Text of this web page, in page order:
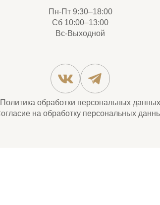
Пн-Пт 9:30–18:00
Сб 10:00–13:00
Вс-Выходной
Политика обработки персональных данных
на обработку персональных